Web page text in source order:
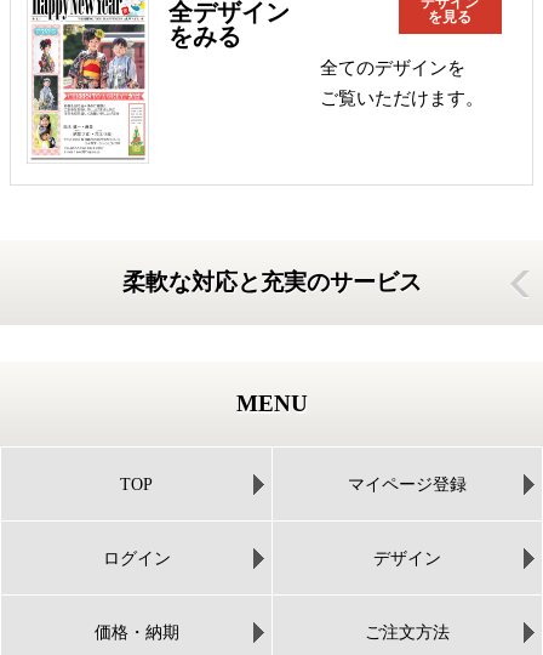
全デザイン
をみる
を見る
全てのデザインを
ご覧いただけます。
柔軟な対応と充実のサービス
MENU
TOP マイページ登録
ログイン デザイン
価格・納期 ご注文方法